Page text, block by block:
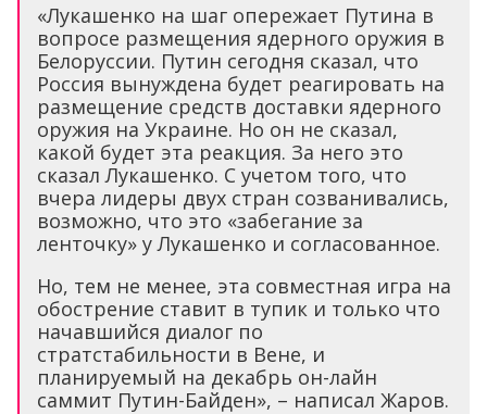
«Лукашенко на шаг опережает Путина в
вопросе размещения ядерного оружия в
Белоруссии. Путин сегодня сказал, что
Россия вынуждена будет реагировать на
размещение средств доставки ядерного
оружия на Украине. Но он не сказал,
какой будет эта реакция. За него это
сказал Лукашенко. С учетом того, что
вчера лидеры двух стран созванивались,
возможно, что это «забегание за
ленточку» у Лукашенко и согласованное.
Но, тем не менее, эта совместная игра на
обострение ставит в тупик и только что
начавшийся диалог по
стратстабильности в Вене, и
планируемый на декабрь он-лайн
саммит Путин-Байден», – написал Жаров.